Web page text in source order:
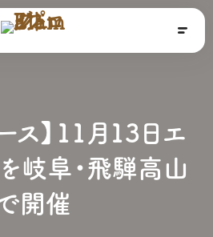
ース】11月13日エ
岐阜・飛騨高山
開催